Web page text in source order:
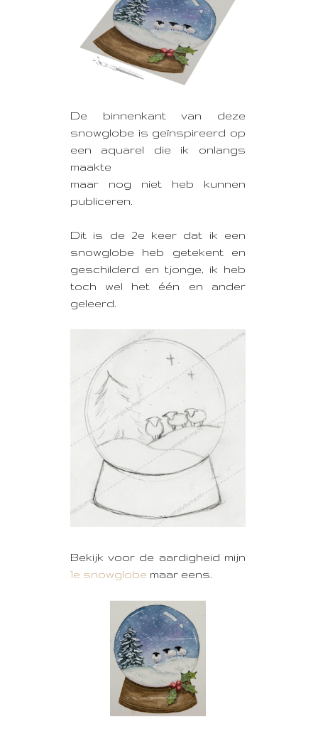
De binnenkant van deze
snowglobe is geïnspireerd op
een aquarel die ik onlangs
maakte
maar nog niet heb kunnen
publiceren.
Dit is de 2e keer dat ik een
snowglobe heb getekent en
geschilderd en tjonge, ik heb
toch wel het één en ander
geleerd.
Bekijk voor de aardigheid mijn
1e snowglobe maar eens.